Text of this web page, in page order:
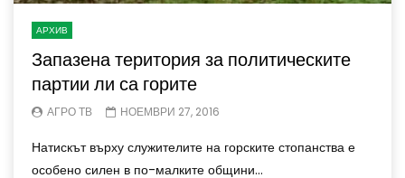
АРХИВ
Запазена територия за политическите
партии ли са горите
АГРО ТВ НОЕМВРИ 27, 2016
Натискът върху служителите на горските стопанства е
особено силен в по-малките общини...